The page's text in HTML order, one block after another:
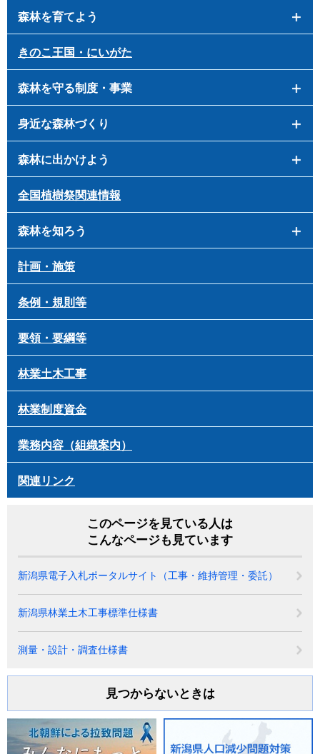
森林を育てよう
きのこ王国・にいがた
森林を守る制度・事業
身近な森林づくり
森林に出かけよう
全国植樹祭関連情報
森林を知ろう
計画・施策
条例・規則等
要領・要綱等
林業土木工事
林業制度資金
業務内容（組織案内）
関連リンク
このページを見ている人は
こんなページも見ています
新潟県電子入札ポータルサイト（工事・維持管理・委託）
新潟県林業土木工事標準仕様書
測量・設計・調査仕様書
見つからないときは